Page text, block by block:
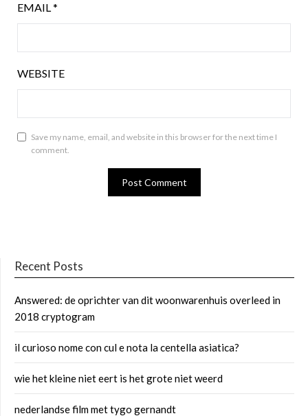
EMAIL*
WEBSITE
Save my name, email, and website in this browser for the next time I
comment.
Recent Posts
Answered: de oprichter van dit woonwarenhuis overleed in
2018 cryptogram
il curioso nome con cul e nota la centella asiatica?
wie het kleine niet eert is het grote niet weerd
nederlandse film met tygo gernandt